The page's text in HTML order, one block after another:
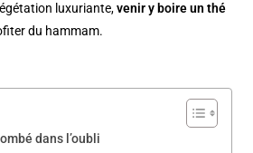
luxuriante,venir y boire un thé
du hammam.
dans l’oubli